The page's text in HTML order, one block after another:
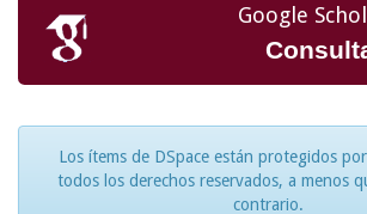
Google
Los ítems de DSpace están protegidos
todos los derechos reservados, a menos
contrario.